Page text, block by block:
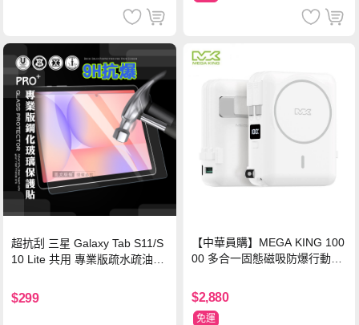
超抗刮 三星 Galaxy Tab S11/S
10 Lite 共用 專業版疏水疏油9H
$299
【中華員購】MEGA KING 100
00 多合一固態磁吸防爆行動電
$2,880
免運